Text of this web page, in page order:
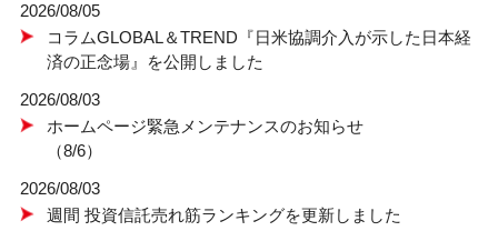
2026/08/05
コラムGLOBAL＆TREND『日米協調介入が示した日本経
済の正念場』を公開しました
2026/08/03
ホームページ緊急メンテナンスのお知らせ
（8/6）
2026/08/03
週間 投資信託売れ筋ランキングを更新しました